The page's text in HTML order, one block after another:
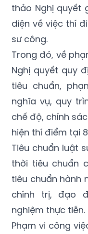
thảo Nghị quyết
diện về việc thí
sư công.
Trong đó, về
Nghị quyết quy
tiêu chuẩn,
nghĩa vụ, quy
chế độ, chính
hiện thí điểm tại
Tiêu chuẩn luật
thời tiêu chuẩn
tiêu chuẩn hành
chính trị, đạo
nghiệm thực tiễn.
Phạm vi công